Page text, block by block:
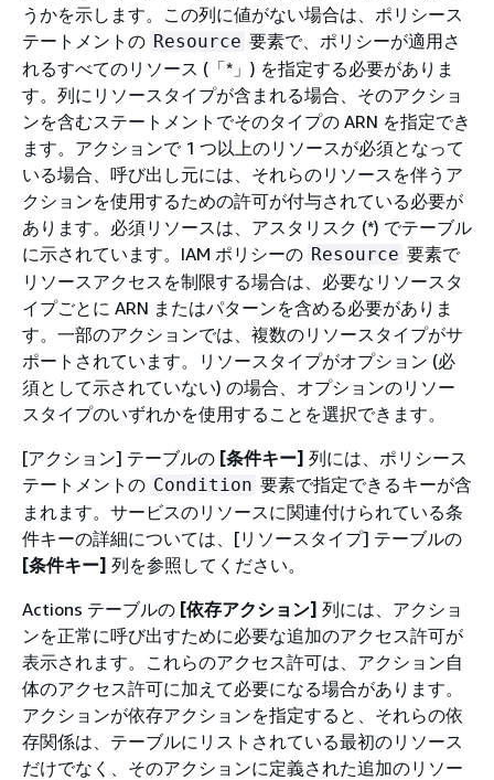
うかを示します。この列に値がない場合は、ポリシース
テートメントの Resource 要素で、ポリシーが適用さ
れるすべてのリソース (「*」) を指定する必要がありま
す。列にリソースタイプが含まれる場合、そのアクショ
ンを含むステートメントでそのタイプの ARN を指定でき
ます。アクションで 1 つ以上のリソースが必須となって
いる場合、呼び出し元には、それらのリソースを伴うア
クションを使用するための許可が付与されている必要が
あります。必須リソースは、アスタリスク (*) でテーブル
に示されています。IAM ポリシーの Resource 要素で
リソースアクセスを制限する場合は、必要なリソースタ
イプごとに ARN またはパターンを含める必要がありま
す。一部のアクションでは、複数のリソースタイプがサ
ポートされています。リソースタイプがオプション (必
須として示されていない) の場合、オプションのリソー
スタイプのいずれかを使用することを選択できます。
[アクション] テーブルの [条件キー] 列には、ポリシース
テートメントの Condition 要素で指定できるキーが含
まれます。サービスのリソースに関連付けられている条
件キーの詳細については、[リソースタイプ] テーブルの
[条件キー] 列を参照してください。
Actions テーブルの [依存アクション] 列には、アクショ
ンを正常に呼び出すために必要な追加のアクセス許可が
表示されます。これらのアクセス許可は、アクション自
体のアクセス許可に加えて必要になる場合があります。
アクションが依存アクションを指定すると、それらの依
存関係は、テーブルにリストされている最初のリソース
だけでなく、そのアクションに定義された追加のリソー